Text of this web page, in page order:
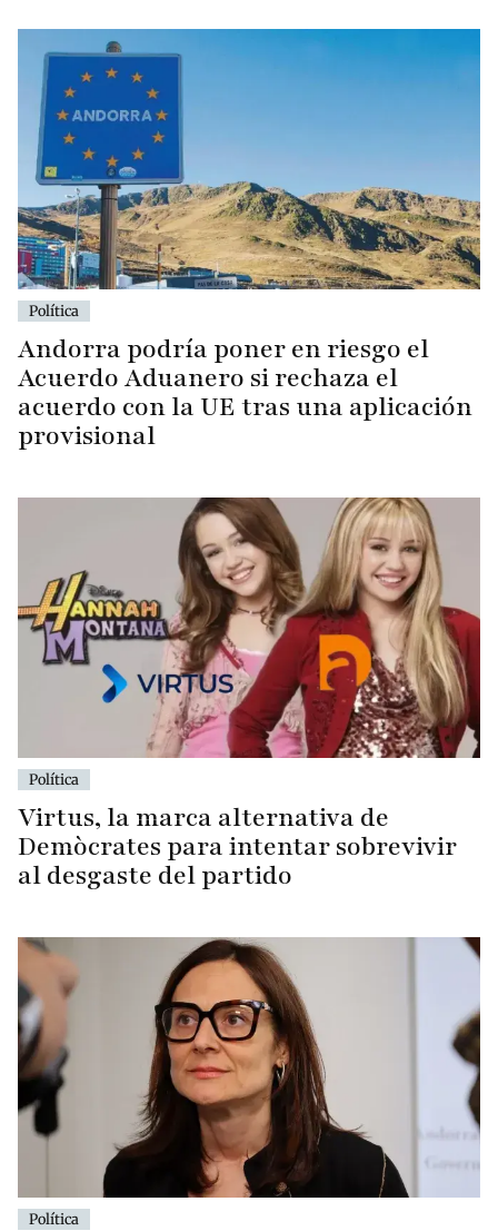
Política
Andorra podría poner en riesgo el
Acuerdo Aduanero si rechaza el
acuerdo con la UE tras una aplicación
provisional
Política
Virtus, la marca alternativa de
Demòcrates para intentar sobrevivir
al desgaste del partido
Política